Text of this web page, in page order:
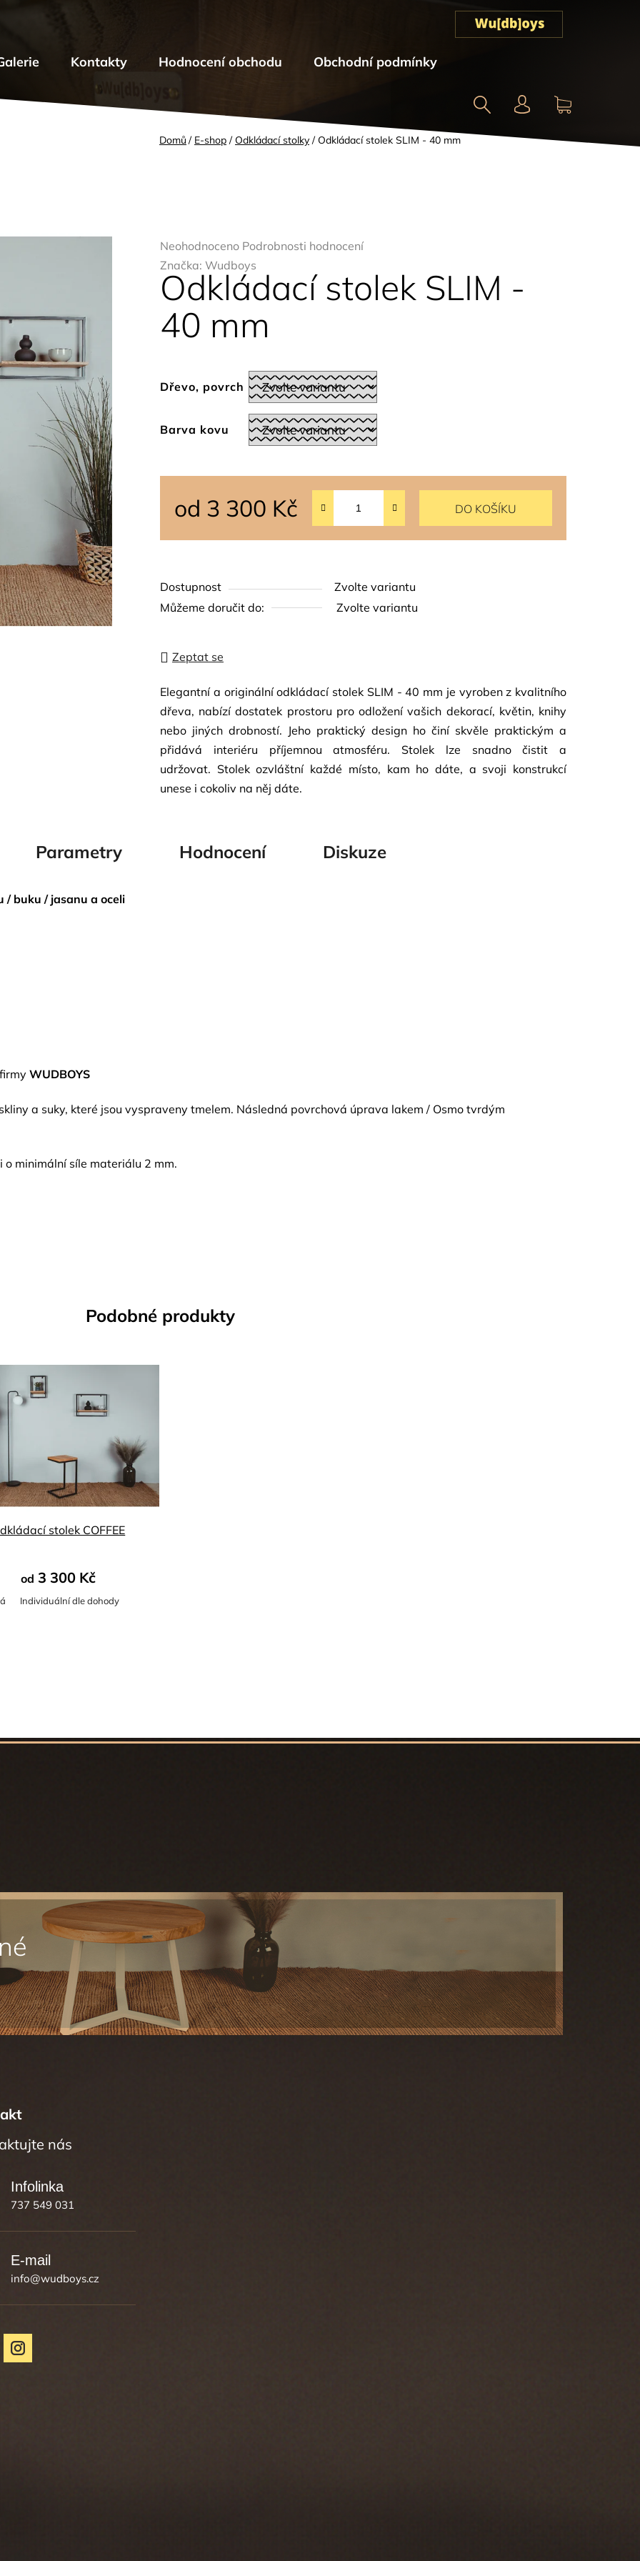
Kontakty Hodnocení obchodu Obchodní podmínky
Domů / E-shop / Odkládací stolky / Odkládací stolek SLIM - 40 mm
Odkládací stolek SLIM -
40 mm
Průměrné
hodnocení
produktu
je
0,0
hvězdiček.
Neohodnoceno Podrobnosti hodnocení
Značka: Wudboys
Elegantní a originální odkládací stolek SLIM - 40 mm je vyroben z kvalitního
dřeva, nabízí dostatek prostoru pro odložení vašich dekorací, květin, knihy
nebo jiných drobností. Jeho praktický design ho činí skvěle praktickým a
přidává interiéru příjemnou atmosféru. Stolek lze snadno čistit a
udržovat. Stolek ozvláštní každé místo, kam ho dáte, a svoji konstrukcí
unese i cokoliv na něj dáte.
Dřevo, povrch
Barva kovu
Dostupnost
Zvolte variantu
Můžeme doručit do:
Zvolte variantu
od 3 300 Kč DO KOŠÍKU
Zeptat se
Parametry Hodnocení Diskuze
/ buku / jasanu a oceli
WUDBOYS
a suky, které jsou vyspraveny tmelem. Následná povrchová úprava lakem / Osmo tvrdým
o minimální síle materiálu 2 mm.
Podobné produkty
stolek COFFEE
od 3 300 Kč
Individuální dle dohody
info@wudboys.cz
737 549 031